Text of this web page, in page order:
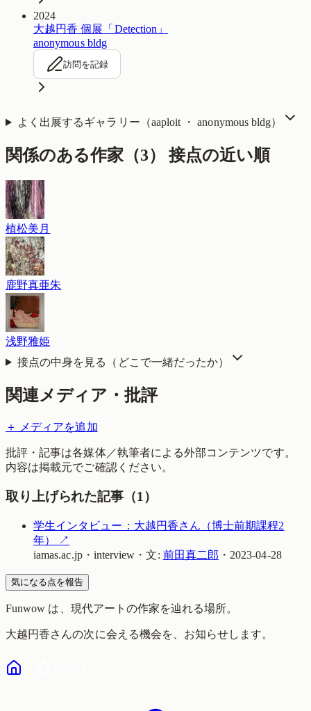
2024
大越円香 個展「Detection」
anonymous bldg
訪問を記録
よく出展するギャラリー（aaploit ・ anonymous bldg）
関係のある作家（3） 接点の近い順
植松美月
鹿野真亜朱
浅野雅姫
接点の中身を見る（どこで一緒だったか）
関連メディア・批評
＋ メディアを追加
批評・記事は各媒体／執筆者による外部コンテンツです。
内容は掲載元でご確認ください。
取り上げられた記事（1）
学生インタビュー：大越円香さん（博士前期課程2
年）
↗
iamas.ac.jp・ interview ・文: 前田真二郎 ・ 2023-04-28
気になる点を報告
Funwow は、現代アートの作家を辿れる場所。
大越円香さんの次に会える機会を、お知らせします。